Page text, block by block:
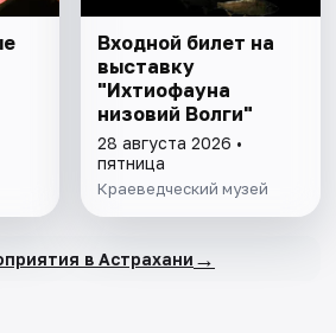
Входной билет на
выставку
"Ихтиофауна
низовий Волги"
28 августа 2026 •
пятница
Краеведческий музей
в Астрахани →